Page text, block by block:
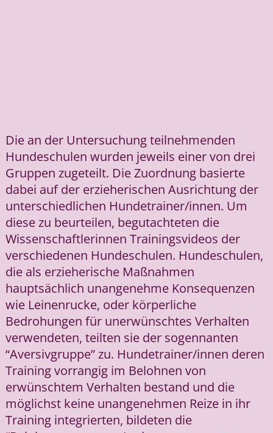
Die an der Untersuchung teilnehmenden
Hundeschulen wurden jeweils einer von drei
Gruppen zugeteilt. Die Zuordnung basierte
dabei auf der erzieherischen Ausrichtung der
unterschiedlichen Hundetrainer/innen. Um
diese zu beurteilen, begutachteten die
Wissenschaftlerinnen Trainingsvideos der
verschiedenen Hundeschulen. Hundeschulen,
die als erzieherische Maßnahmen
hauptsächlich unangenehme Konsequenzen
wie Leinenrucke, oder körperliche
Bedrohungen für unerwünschtes Verhalten
verwendeten, teilten sie der sogennanten
“Aversivgruppe” zu. Hundetrainer/innen deren
Training vorrangig im Belohnen von
erwünschtem Verhalten bestand und die
möglichst keine unangenehmen Reize in ihr
Training integrierten, bildeten die